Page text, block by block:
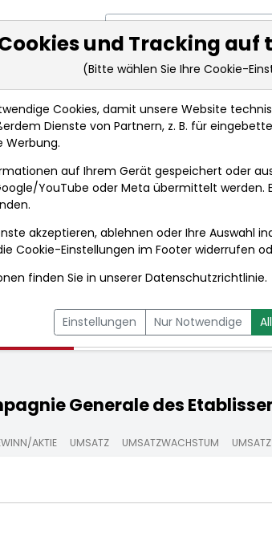
Markt-Analysen Market Tools
Etablissements Michelin SCA
Etablissements
NACHRICHTEN
Generale des
AKTIE UMSATZ UMSATZWACHSTUM
und Tracking
(Bitte wählen Sie Ihre Cookie-
Cookies, damit unsere Website
Dienste von Partnern, z. B. für
Werbung.
auf Ihrem Gerät gespeichert oder
YouTube oder Meta übermittelt werden.
akzeptieren, ablehnen oder Ihre Auswahl
Cookie-Einstellungen im Footer widerrufen
finden Sie in unsererDatenschutzrichtlinie.
Einstellungen Nur Notwendige